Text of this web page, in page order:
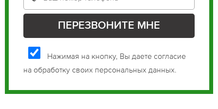
Нажимая на кнопку, Вы даете согласие
на обработку своих персональных данных.